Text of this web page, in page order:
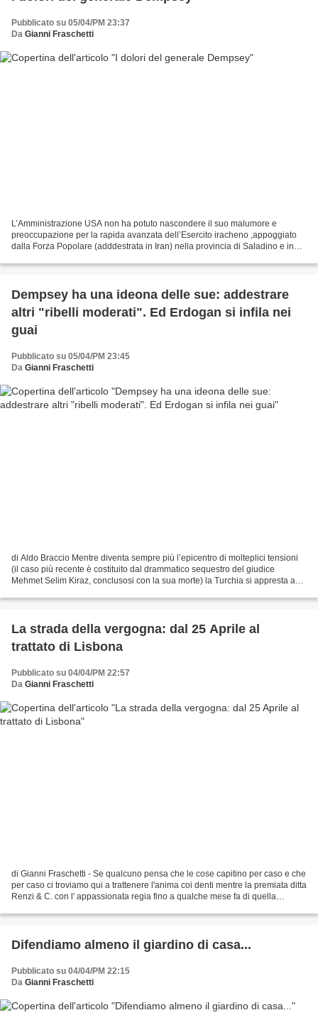
Pubblicato su 05/04/PM 23:37
Da Gianni Fraschetti
L’Amministrazione USA non ha potuto nascondere il suo malumore e
preoccupazione per la rapida avanzata dell’Esercito iracheno ,appoggiato
dalla Forza Popolare (adddestrata in Iran) nella provincia di Saladino e in
Dempsey ha una ideona delle sue: addestrare
altri "ribelli moderati". Ed Erdogan si infila nei
guai
Pubblicato su 05/04/PM 23:45
Da Gianni Fraschetti
di Aldo Braccio Mentre diventa sempre più l’epicentro di molteplici tensioni
(il caso più recente è costituito dal drammatico sequestro del giudice
Mehmet Selim Kiraz, conclusosi con la sua morte) la Turchia si appresta a
La strada della vergogna: dal 25 Aprile al
trattato di Lisbona
Pubblicato su 04/04/PM 22:57
Da Gianni Fraschetti
di Gianni Fraschetti - Se qualcuno pensa che le cose capitino per caso e che
per caso ci troviamo qui a trattenere l'anima coi denti mentre la premiata ditta
Renzi & C. con l' appassionata regia fino a qualche mese fa di quella
Difendiamo almeno il giardino di casa...
Pubblicato su 04/04/PM 22:15
Da Gianni Fraschetti